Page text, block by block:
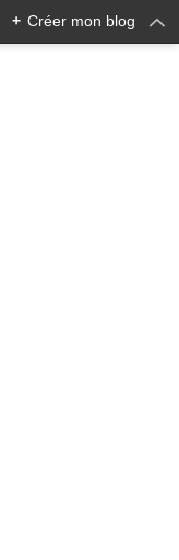
+ Créer mon blog